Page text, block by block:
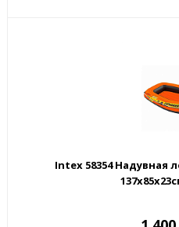
Intex 58354 Надувная